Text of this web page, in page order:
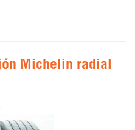
Michelin radial